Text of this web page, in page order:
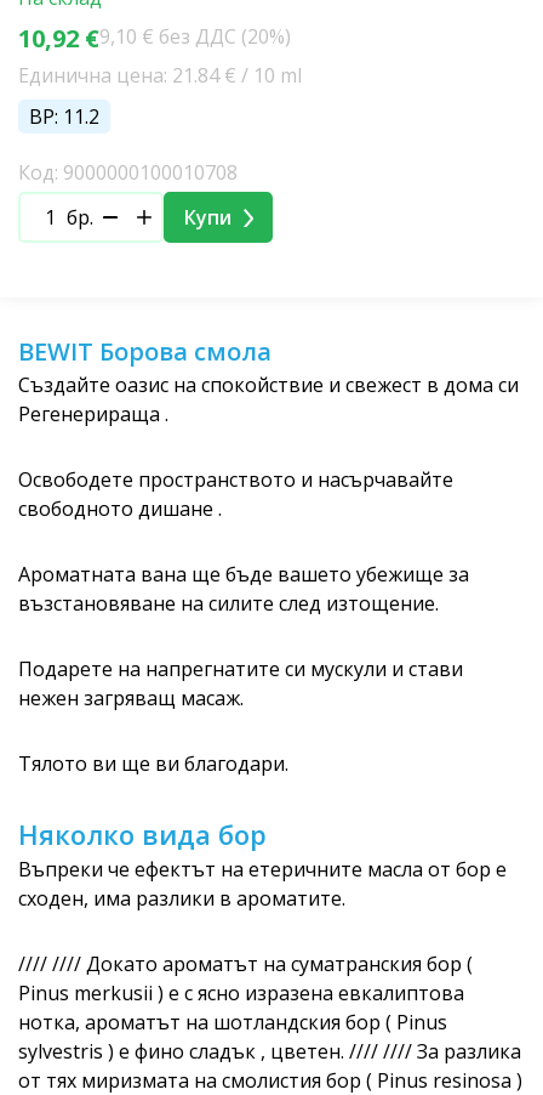
10,92 €9,10 € без ДДС (20%)
Единична цена: 21.84 € / 10 ml
BP: 11.2
Код: 9000000100010708
бр.
Купи
BEWIT Борова смола
Създайте оазис на спокойствие и свежест в дома си
Регенерираща .
Освободете пространството и насърчавайте
свободното дишане .
Ароматната вана ще бъде вашето убежище за
възстановяване на силите след изтощение.
Подарете на напрегнатите си мускули и стави
нежен загряващ масаж.
Тялото ви ще ви благодари.
Няколко вида бор
Въпреки че ефектът на етеричните масла от бор е
сходен, има разлики в ароматите.
//// //// Докато ароматът на суматранския бор (
Pinus merkusii ) е с ясно изразена евкалиптова
нотка, ароматът на шотландския бор ( Pinus
sylvestris ) е фино сладък , цветен. //// //// За разлика
от тях миризмата на смолистия бор ( Pinus resinosa )